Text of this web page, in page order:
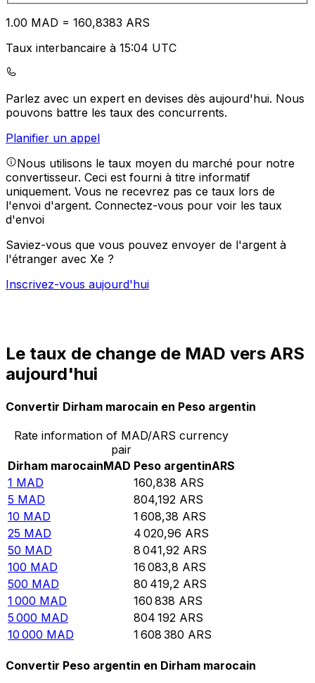
1.00 MAD = 160,8383 ARS
Taux interbancaire à 15:04 UTC
Parlez avec un expert en devises dès aujourd'hui. Nous
pouvons battre les taux des concurrents.
Planifier un appel
Nous utilisons le taux moyen du marché pour notre
convertisseur. Ceci est fourni à titre informatif
uniquement. Vous ne recevrez pas ce taux lors de
l'envoi d'argent. Connectez-vous pour voir les taux
d'envoi
Saviez-vous que vous pouvez envoyer de l'argent à
l'étranger avec Xe ?
Inscrivez-vous aujourd'hui
Le taux de change de MAD vers ARS
aujourd'hui
Convertir Dirham marocain en Peso argentin
Rate information of MAD/ARS currency
pair
Dirham marocainMAD Peso argentinARS
1 MAD 160,838 ARS
5 MAD 804,192 ARS
10 MAD 1 608,38 ARS
25 MAD 4 020,96 ARS
50 MAD 8 041,92 ARS
100 MAD 16 083,8 ARS
500 MAD 80 419,2 ARS
1 000 MAD 160 838 ARS
5 000 MAD 804 192 ARS
10 000 MAD 1 608 380 ARS
Convertir Peso argentin en Dirham marocain